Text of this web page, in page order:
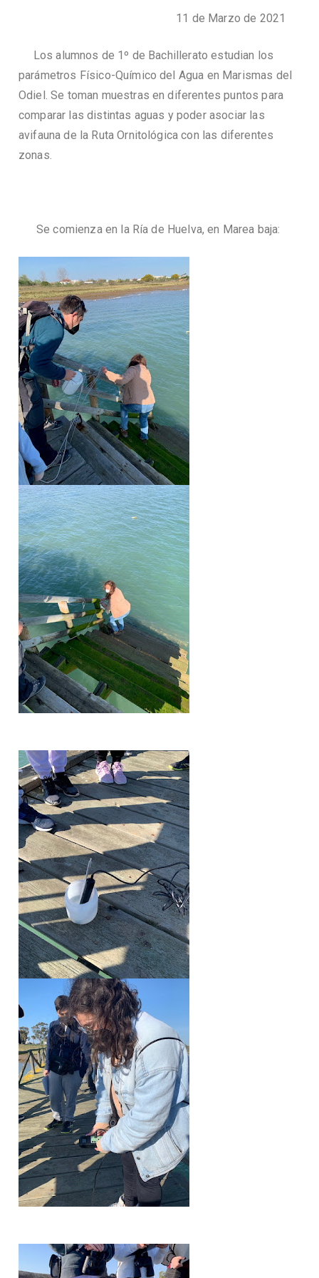
11 de Marzo de 2021
Los alumnos de 1º de Bachillerato estudian los
parámetros Físico-Químico del Agua en Marismas del
Odiel. Se toman muestras en diferentes puntos para
comparar las distintas aguas y poder asociar las
avifauna de la Ruta Ornitológica con las diferentes
zonas.
Se comienza en la Ría de Huelva, en Marea baja: